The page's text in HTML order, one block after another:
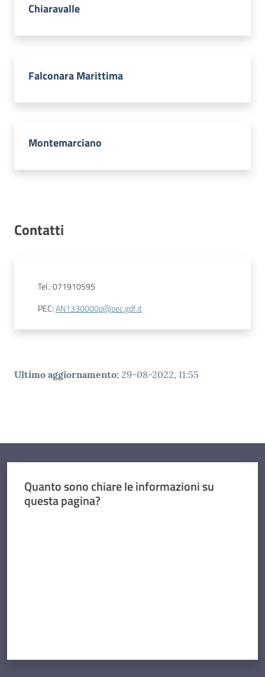
Chiaravalle
Falconara Marittima
Montemarciano
Contatti
Tel.:071910595
PEC:AN1330000p@pec.gdf.it
Ultimo aggiornamento: 29-08-2022, 11:55
Quanto sono chiare le informazioni su
questa pagina?